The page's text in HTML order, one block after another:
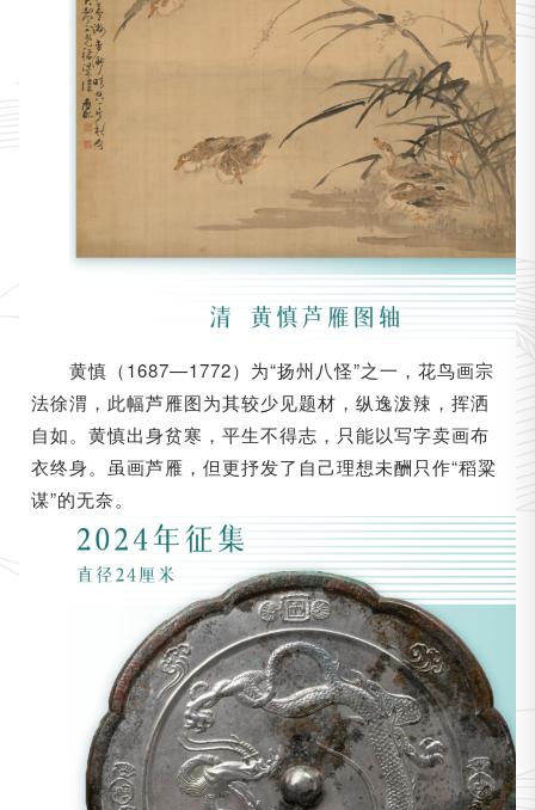
黄慎（1687—1772）为“扬州八怪”之一，花鸟画宗
法徐渭，此幅芦雁图为其较少见题材，纵逸泼辣，挥洒
自如。黄慎出身贫寒，平生不得志，只能以写字卖画布
衣终身。虽画芦雁，但更抒发了自己理想未酬只作“稻粱
谋”的无奈。